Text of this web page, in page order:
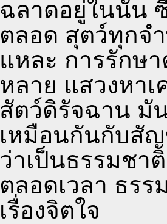
ฉลาดอยู่ในนั้น
ตลอด สุตว์ทุกจ
แหละ การรักษ
หลาย แสวงหา
สัตว์ดิรัจฉาน มั
เหมือนกันกับสั
ว่าเป็นธรรมช
ตลอดเวลา ธรร
เรื่องจิตใจ